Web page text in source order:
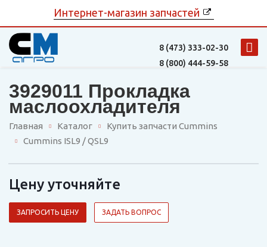
Интернет-магазин запчастей
8 (473) 333-02-30
8 (800) 444-59-58
3929011 Прокладка
маслоохладителя
Главная Каталог
Купить запчасти Cummins
Cummins ISL9 / QSL9
Цену уточняйте
ЗАПРОСИТЬ ЦЕНУ ЗАДАТЬ ВОПРОС